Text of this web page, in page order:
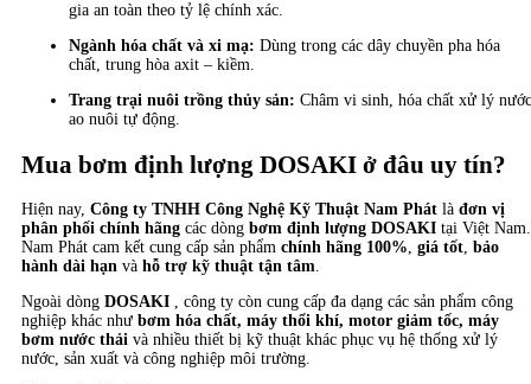
gia an toàn theo tỷ lệ chính xác.
Ngành hóa chất và xi mạ: Dùng trong các dây chuyền pha hóa
chất, trung hòa axit – kiềm.
Trang trại nuôi trồng thủy sản: Châm vi sinh, hóa chất xử lý nước
ao nuôi tự động.
Mua bơm định lượng DOSAKI ở đâu uy tín?
Hiện nay, Công ty TNHH Công Nghệ Kỹ Thuật Nam Phát là đơn vị
phân phối chính hãng các dòng bơm định lượng DOSAKI tại Việt Nam.
Nam Phát cam kết cung cấp sản phẩm chính hãng 100%, giá tốt, bảo
hành dài hạn và hỗ trợ kỹ thuật tận tâm.
Ngoài dòng DOSAKI , công ty còn cung cấp đa dạng các sản phẩm công
nghiệp khác như bơm hóa chất, máy thổi khí, motor giảm tốc, máy
bơm nước thải và nhiều thiết bị kỹ thuật khác phục vụ hệ thống xử lý
nước, sản xuất và công nghiệp môi trường.